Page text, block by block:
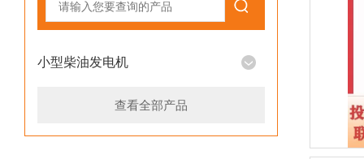
小型柴油发电机
查看全部产品